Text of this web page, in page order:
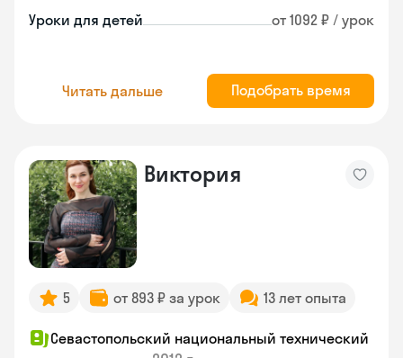
Уроки для детей от 1092 ₽ / урок
Читать дальше Подобрать время
Виктория
5 от 893 ₽ за урок 13 лет опыта
Севастопольский национальный технический